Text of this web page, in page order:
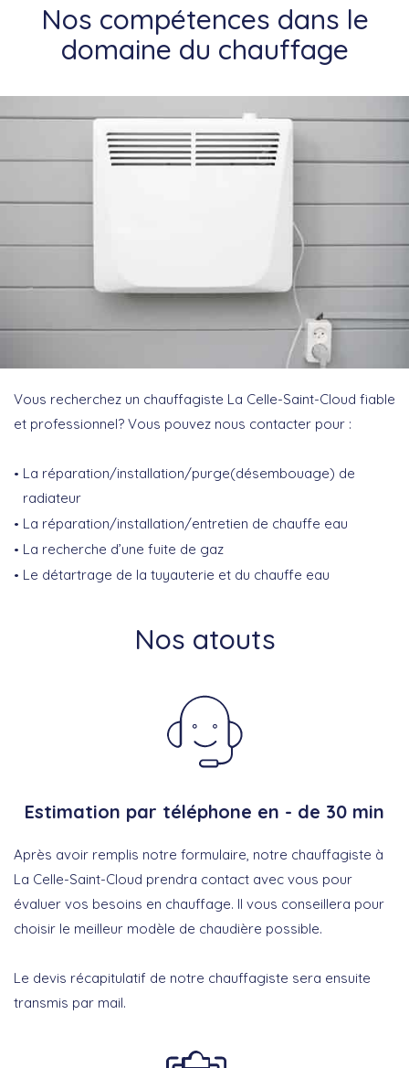
Nos compétences dans le
domaine du chauffage
Vous recherchez un chauffagiste La Celle-Saint-Cloud fiable
et professionnel? Vous pouvez nous contacter pour :
La réparation/installation/purge(désembouage) de
radiateur
La réparation/installation/entretien de chauffe eau
La recherche d’une fuite de gaz
Le détartrage de la tuyauterie et du chauffe eau
Nos atouts
Estimation par téléphone en - de 30 min
Après avoir remplis notre formulaire, notre chauffagiste à
La Celle-Saint-Cloud prendra contact avec vous pour
évaluer vos besoins en chauffage. Il vous conseillera pour
choisir le meilleur modèle de chaudière possible.
Le devis récapitulatif de notre chauffagiste sera ensuite
transmis par mail.